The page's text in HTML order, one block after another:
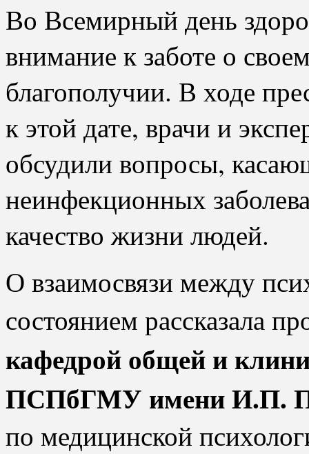
Во Всемирный день
внимание к заботе о
благополучии. В ходе
к этой дате, врачи и
обсудили вопросы,
неинфекционных
качество жизни людей.
О взаимосвязи между
состоянием рассказала
кафедрой общей и
ПСПбГМУ имени И.П.
по медицинской